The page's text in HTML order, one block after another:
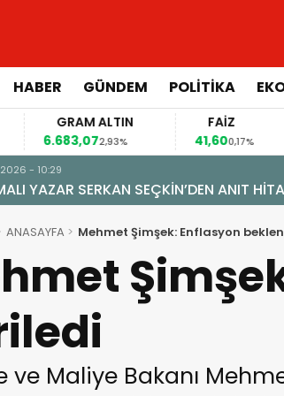
HABER GÜNDEM POLİTİKA
GRAM ALTIN
6.683,072,93%
FAİZ
41,60
0,17%
- 10:29
YAZAR SERKAN SEÇKİN’DEN ANIT
ANASAYFA Mehmet Şimşek: Enflasyon
ve Maliye Bakanı